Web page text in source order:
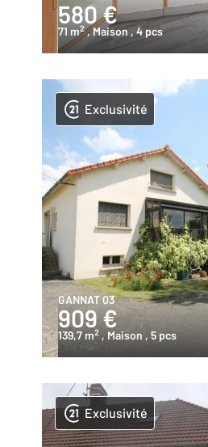
580 €
71 m2 , Maison, 4 pcs
Exclusivité
GANNAT 03
909 €
139,7 m2 , Maison , 5 pcs
Exclusivité